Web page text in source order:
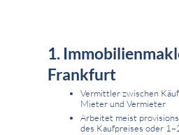
1.
Frankfurt
Vermittler zwischen
Mieter und Vermieter
Arbeitet meist
des Kaufpreises oder